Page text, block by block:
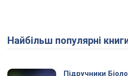
Найбільш популярні
Підручники